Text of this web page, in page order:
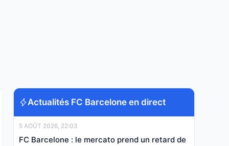
Actualités FC Barcelone en direct
5 AOÛT 2026, 22:03
FC Barcelone : le mercato prend un retard de